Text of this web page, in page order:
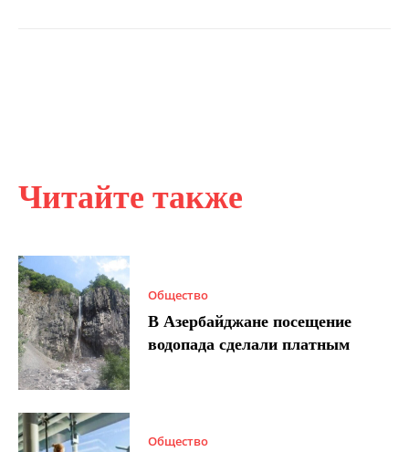
Читайте также
Общество
В Азербайджане посещение
водопада сделали платным
Общество